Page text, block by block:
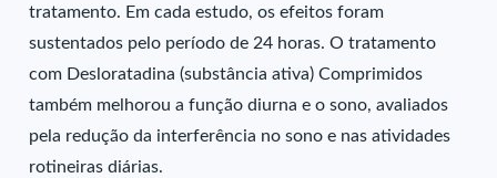
tratamento. Em cada estudo, os efeitos foram
sustentados pelo período de 24 horas. O tratamento
com Desloratadina (substância ativa) Comprimidos
também melhorou a função diurna e o sono, avaliados
pela redução da interferência no sono e nas atividades
rotineiras diárias.